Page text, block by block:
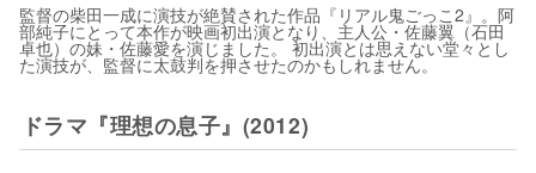
監督の柴田一成に演技が絶賛された作品『リアル鬼ごっこ2』。阿
部純子にとって本作が映画初出演となり、主人公・佐藤翼（石田
卓也）の妹・佐藤愛を演じました。 初出演とは思えない堂々とし
た演技が、監督に太鼓判を押させたのかもしれません。
ドラマ『理想の息子』(2012)